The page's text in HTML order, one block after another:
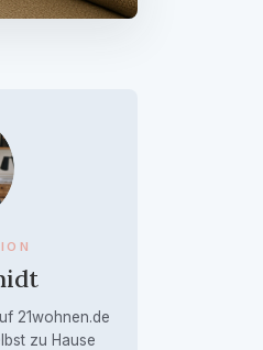
21wohnen.de
zu Hause